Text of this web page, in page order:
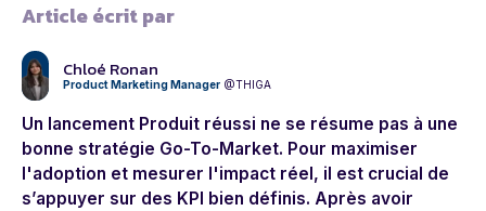
Article écrit par
Chloé Ronan
Product Marketing Manager @THIGA
Un lancement Produit réussi ne se résume pas à une
bonne stratégie Go-To-Market. Pour maximiser
l'adoption et mesurer l'impact réel, il est crucial de
s’appuyer sur des KPI bien définis. Après avoir